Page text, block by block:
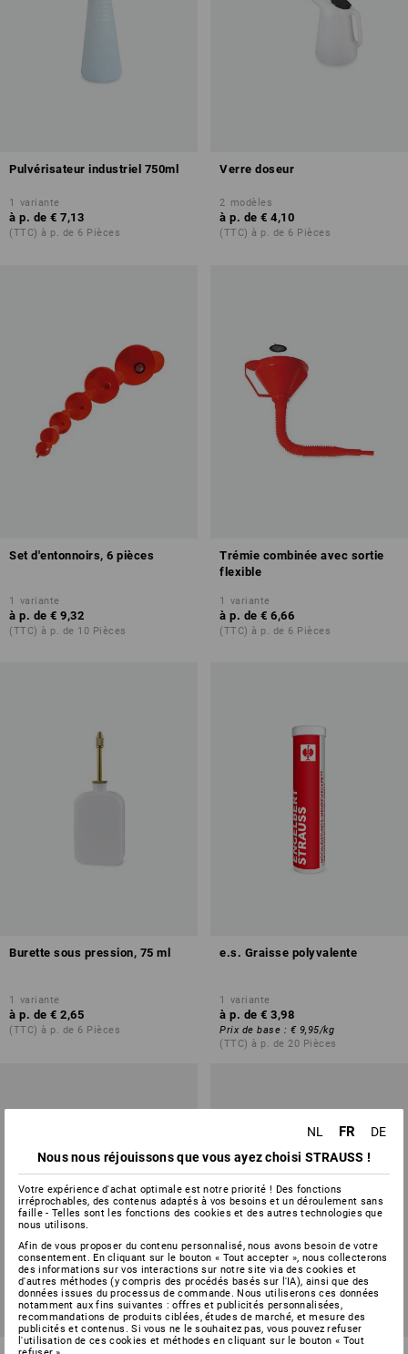
Pulvérisateur industriel 750ml
1 variante
à p. de € 7,13
(TTC) à p. de 6 Pièces
Verre doseur
2 modèles
à p. de € 4,10
(TTC) à p. de 6 Pièces
Set d'entonnoirs, 6 pièces
1 variante
à p. de € 9,32
(TTC) à p. de 10 Pièces
Trémie combinée avec sortie
flexible
1 variante
à p. de € 6,66
(TTC) à p. de 6 Pièces
Burette sous pression, 75 ml
1 variante
à p. de € 2,65
(TTC) à p. de 6 Pièces
e.s. Graisse polyvalente
1 variante
à p. de € 3,98
Prix de base : € 9,95/kg
(TTC) à p. de 20 Pièces
NL FR
DE
Nous nous réjouissons que vous ayez choisi STRAUSS !
Votre expérience d'achat optimale est notre priorité ! Des fonctions
irréprochables, des contenus adaptés à vos besoins et un déroulement sans
faille - Telles sont les fonctions des cookies et des autres technologies que
nous utilisons.
Afin de vous proposer du contenu personnalisé, nous avons besoin de votre
consentement. En cliquant sur le bouton « Tout accepter », nous collecterons
des informations sur vos interactions sur notre site via des cookies et
d'autres méthodes (y compris des procédés basés sur l'IA), ainsi que des
données issues du processus de commande. Nous utiliserons ces données
notamment aux fins suivantes : offres et publicités personnalisées,
recommandations de produits ciblées, études de marché, et mesure des
publicités et contenus. Si vous ne le souhaitez pas, vous pouvez refuser
l'utilisation de ces cookies et méthodes en cliquant sur le bouton « Tout